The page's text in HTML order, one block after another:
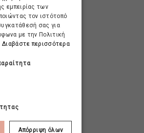
εμπειρίας των
τον ιστότοπό
σας για
με την Πολιτική
Διαβάστε περισσότερα
Απόρριψη όλων